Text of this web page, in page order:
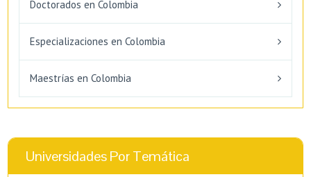
Doctorados en Colombia
Especializaciones en Colombia
Maestrías en Colombia
Universidades Por Temática